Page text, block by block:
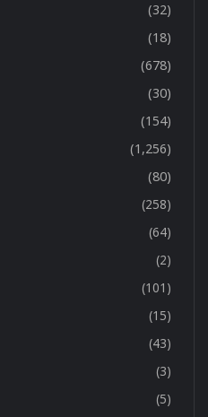
(32)
(18)
(678)
(30)
(154)
(1,256)
(80)
(258)
(64)
(2)
(101)
(15)
(43)
(3)
(5)